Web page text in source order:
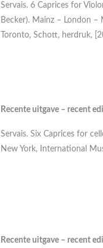
Servais. 6 Caprices for
Becker). Mainz – London –
Toronto, Schott, herdruk,
Recente uitgave – recent
Servais. Six Caprices for
New York, International
Recente uitgave – recent